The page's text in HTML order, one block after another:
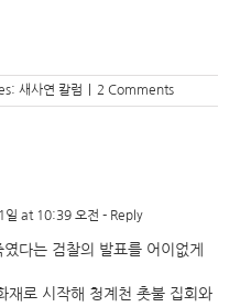
새사연 칼럼 2 Comments
일 at 10:39 오전 - Reply
다는 검찰의 발표를 어이없게
재로 시작해 청계천 촛불 집회와